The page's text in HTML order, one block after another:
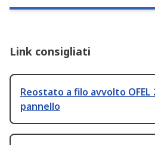
Link consigliati
Reostato a filo avvolto OFEL
pannello